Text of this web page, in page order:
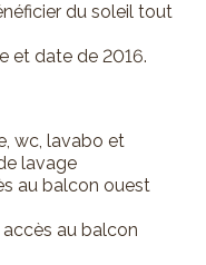
du soleil tout
et date de 2016.
wc, lavabo et
lavage
au balcon ouest
au balcon